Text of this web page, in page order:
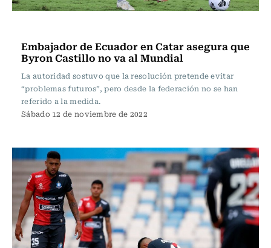
Embajador de Ecuador en Catar asegura que
Byron Castillo no va al Mundial
La autoridad sostuvo que la resolución pretende evitar
“problemas futuros”, pero desde la federación no se han
referido a la medida.
Sábado 12 de noviembre de 2022